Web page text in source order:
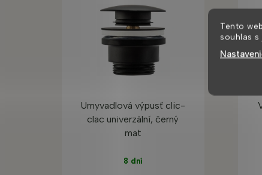
Tento
souhlas
Umyvadlová výpusť clic-
clac univerzální, černý
mat
8 dní